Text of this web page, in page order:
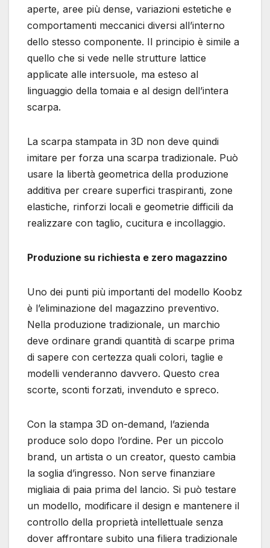
aperte, aree più dense, variazioni estetiche e
comportamenti meccanici diversi all’interno
dello stesso componente. Il principio è simile a
quello che si vede nelle strutture lattice
applicate alle intersuole, ma esteso al
linguaggio della tomaia e al design dell’intera
scarpa.
La scarpa stampata in 3D non deve quindi
imitare per forza una scarpa tradizionale. Può
usare la libertà geometrica della produzione
additiva per creare superfici traspiranti, zone
elastiche, rinforzi locali e geometrie difficili da
realizzare con taglio, cucitura e incollaggio.
Produzione su richiesta e zero magazzino
Uno dei punti più importanti del modello Koobz
è l’eliminazione del magazzino preventivo.
Nella produzione tradizionale, un marchio
deve ordinare grandi quantità di scarpe prima
di sapere con certezza quali colori, taglie e
modelli venderanno davvero. Questo crea
scorte, sconti forzati, invenduto e spreco.
Con la stampa 3D on-demand, l’azienda
produce solo dopo l’ordine. Per un piccolo
brand, un artista o un creator, questo cambia
la soglia d’ingresso. Non serve finanziare
migliaia di paia prima del lancio. Si può testare
un modello, modificare il design e mantenere il
controllo della proprietà intellettuale senza
dover affrontare subito una filiera tradizionale